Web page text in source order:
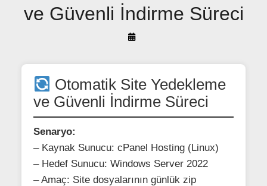
ve Güvenli İndirme Süreci
By
Akyüz
Otomatik Site Yedekleme
ve Güvenli İndirme Süreci
Senaryo:
– Kaynak Sunucu: cPanel Hosting (Linux)
– Hedef Sunucu: Windows Server 2022
– Amaç: Site dosyalarının günlük zip